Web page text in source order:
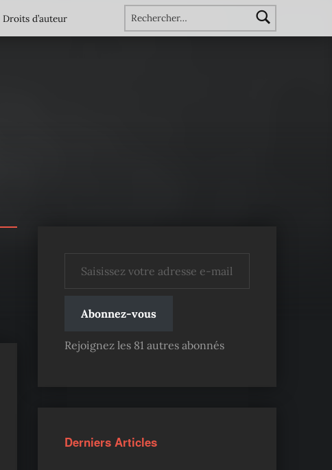
Rechercher :
Droits d’auteur
Abonnez-vous
Rejoignez les 81 autres abonnés
Derniers Articles